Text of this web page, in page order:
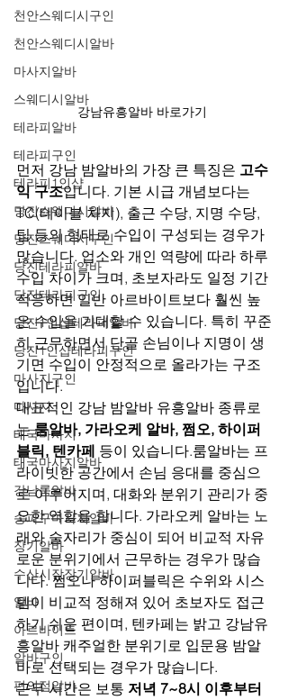
천안스웨디시구인
천안스웨디시알바
마사지알바
스웨디시알바
테라피알바
테라피구인
테라피1인샵
당진스웨디시알바
당진스웨디시구인
당진테라피알바
당진테라피구인
당진1인샵테라피알바
당진1인샵테라피구인
마사지구인
마사지
태국마사지
태국마사지알바
강남룸알바
송파구마사지알바
장기알바
수산시장장기알바
알바
아르바이트
알바구인
편의점알바
강남유흥알바 바로가기
먼저 강남 밤알바의 가장 큰 특징은 고수
익 구조입니다. 기본 시급 개념보다는
TC(테이블 차지), 출근 수당, 지명 수당,
팁 등의 형태로 수입이 구성되는 경우가
많습니다. 업소와 개인 역량에 따라 하루
수입 차이가 크며, 초보자라도 일정 기간
적응하면 일반 아르바이트보다 훨씬 높
은 수입을 기대할 수 있습니다. 특히 꾸준
히 근무하면서 단골 손님이나 지명이 생
기면 수입이 안정적으로 올라가는 구조
입니다.
대표적인 강남 밤알바 유흥알바 종류로
는 룸알바, 가라오케 알바, 쩜오, 하이퍼
블릭, 텐카페 등이 있습니다.룸알바는 프
라이빗한 공간에서 손님 응대를 중심으
로 이루어지며, 대화와 분위기 관리가 중
요한 역할을 합니다. 가라오케 알바는 노
래와 술자리가 중심이 되어 비교적 자유
로운 분위기에서 근무하는 경우가 많습
니다. 쩜오나 하이퍼블릭은 수위와 시스
템이 비교적 정해져 있어 초보자도 접근
하기 쉬운 편이며, 텐카페는 밝고 강남유
흥알바 캐주얼한 분위기로 입문용 밤알
바로 선택되는 경우가 많습니다.
근무 시간은 보통 저녁 7~8시 이후부터